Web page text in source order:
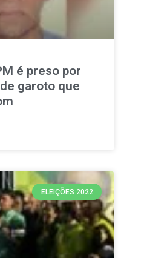
é preso por
garoto que
ELEIÇÕES 2022